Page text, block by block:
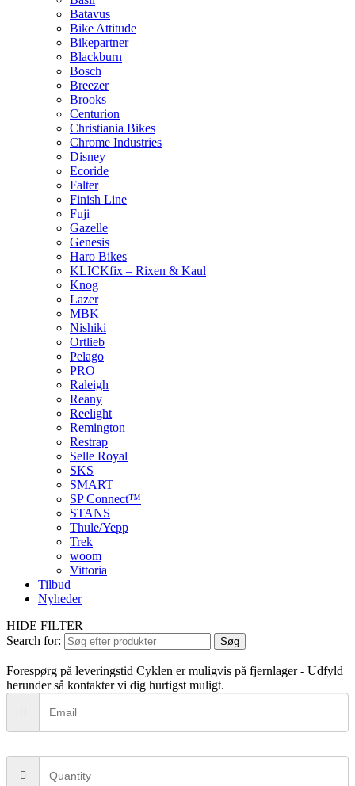
Batavus
Bike Attitude
Bikepartner
Blackburn
Bosch
Breezer
Brooks
Centurion
Christiania Bikes
Chrome Industries
Disney
Ecoride
Falter
Finish Line
Fuji
Gazelle
Genesis
Haro Bikes
KLICKfix – Rixen & Kaul
Knog
Lazer
MBK
Nishiki
Ortlieb
Pelago
PRO
Raleigh
Reany
Reelight
Remington
Restrap
Selle Royal
SKS
SMART
SP Connect™
STANS
Thule/Yepp
Trek
woom
Vittoria
Tilbud
Nyheder
HIDE FILTER
Search for:
Søg
Forespørg på leveringstid Cyklen er muligvis på fjernlager - Udfyld
herunder så kontakter vi dig hurtigst muligt.